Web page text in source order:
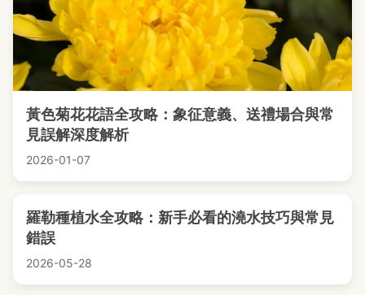
黃色菊花花語全攻略：象征意義、送禮場合與常
見誤解深度解析
2026-01-07
羅勒種植水全攻略：新手必看的澆水技巧與常見
錯誤
2026-05-28